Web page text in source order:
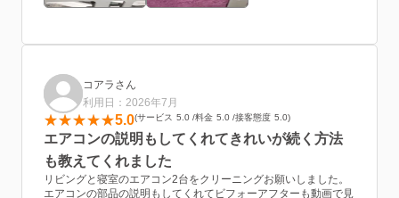
たのんでよかったね!!ピカピカだねすごい!!と子どもたちも大喜び
でした
また来年以降またお願いしたいです
ありがとうございました
コアラさん
利用日：2026年7月
5.0 サービス 5.0 料金 5.0 接客態度 5.0
エアコンの説明もしてくれてきれいが続く方法
も教えてくれました
リビングと寝室のエアコン2台をクリーニングお願いしました。
エアコンの部品の説明もしてくれてビフォーアフターも動画で見